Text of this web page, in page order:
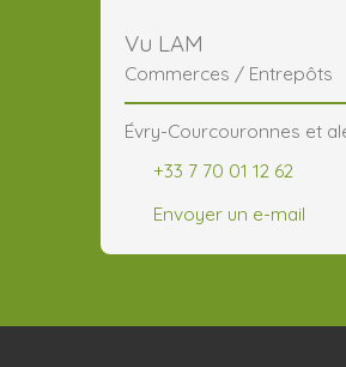
Vu LAM
Commerces / Entrepôts
Évry-Courcouronnes et
+33 7 70 01 12 62
Envoyer un e-mail